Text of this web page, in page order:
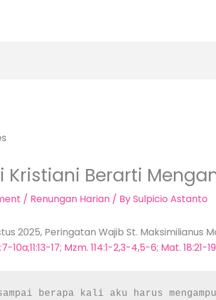
Kristiani Berarti
/ Renungan Harian/ BySulpicio Astanto
2025, Peringatan Wajib St. Maksimilianus
10a;11:13-17; Mzm. 114:1-2,3-4,5-6; Mat. 18:21-
berapa kali aku harus